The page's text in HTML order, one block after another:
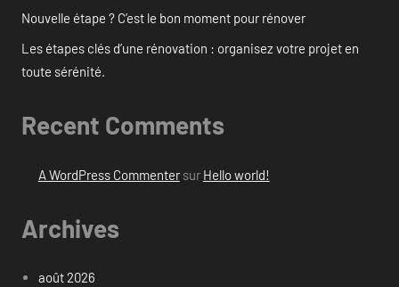
Nouvelle étape ? C’est le bon moment pour rénover
Les étapes clés d’une rénovation : organisez votre projet en
toute sérénité.
Recent Comments
A WordPress Commentersur Hello world!
Archives
août 2026